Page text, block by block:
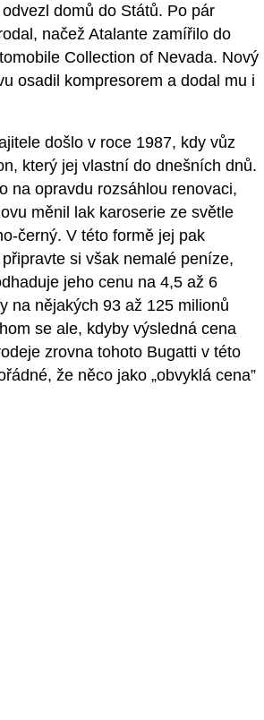
domů do Států. Po pár
načež Atalante zamířilo do
Collection of Nevada. Nový
osadil kompresorem a dodal mu i
došlo v roce 1987, kdy vůz
který jej vlastní do dnešních dnů.
na opravdu rozsáhlou renovaci,
měnil lak karoserie ze světle
černý. V této formě jej pak
si však nemalé peníze,
jeho cenu na 4,5 až 6
na nějakých 93 až 125 milionů
se ale, kdyby výsledná cena
zrovna tohoto Bugatti v této
že něco jako „obvyklá cena”